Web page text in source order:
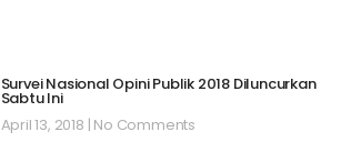
Survei Nasional Opini Publik 2018 Diluncurkan
Sabtu Ini
April 13, 2018 No Comments